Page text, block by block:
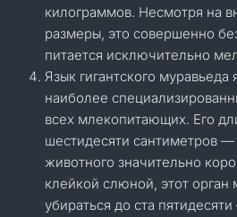
килограммов. Несмотря на
размеры, это совершенно
питается исключительно
Язык гигантского муравьеда
наиболее
всех млекопитающих. Его
шестидесяти сантиметров —
животного значительно
клейкой слюной, этот орган
убираться до ста